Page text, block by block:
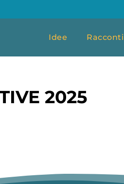
Idee Racconti
2025